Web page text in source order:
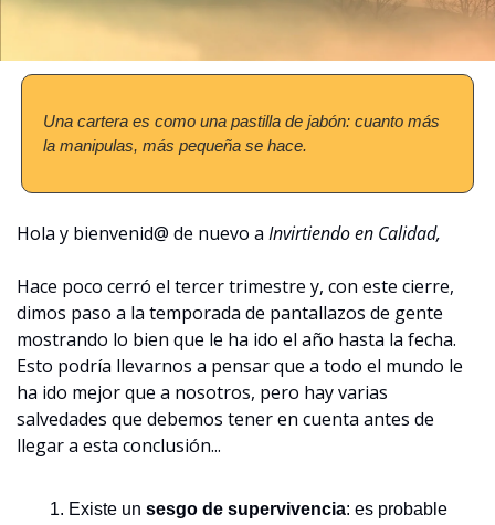
Una cartera es como una pastilla de jabón: cuanto más
la manipulas, más pequeña se hace.
Hola y bienvenid@ de nuevo a Invirtiendo en Calidad,
Hace poco cerró el tercer trimestre y, con este cierre,
dimos paso a la temporada de pantallazos de gente
mostrando lo bien que le ha ido el año hasta la fecha.
Esto podría llevarnos a pensar que a todo el mundo le
ha ido mejor que a nosotros, pero hay varias
salvedades que debemos tener en cuenta antes de
llegar a esta conclusión...
Existe un sesgo de supervivencia: es probable